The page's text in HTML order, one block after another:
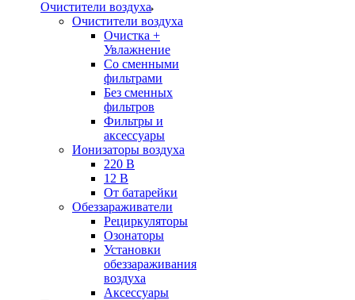
Очистители воздуха
Очистители воздуха
Очистка +
Увлажнение
Cо сменными
фильтрами
Без сменных
фильтров
Фильтры и
аксессуары
Ионизаторы воздуха
220 В
12 В
От батарейки
Обеззараживатели
Рециркуляторы
Озонаторы
Установки
обеззараживания
воздуха
Аксессуары